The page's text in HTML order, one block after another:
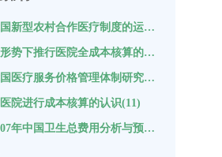
[1]我国新型农村合作医疗制度的运行状况与评价分析(18)
[2]新形势下推行医院全成本核算的思考(17)
[3]我国医疗服务价格管理体制研究综述(12)
院进行成本核算的认识(11)
[5]2007年中国卫生总费用分析与预测(11)